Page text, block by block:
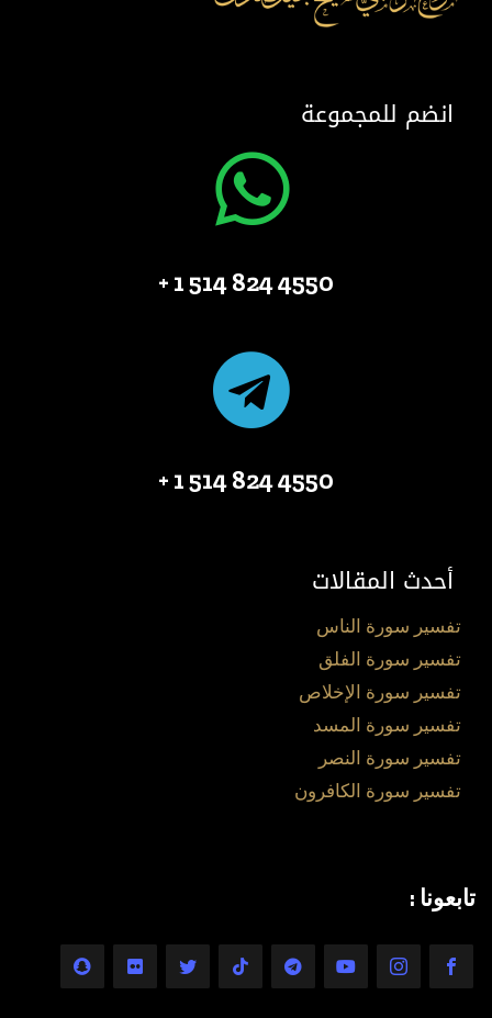
انضم للمجموعة
4550 824 514 1 +
4550 824 514 1 +
أحدث المقالات
تفسير سورة الناس
تفسير سورة الفلق
تفسير سورة الإخلاص
تفسير سورة المسد
تفسير سورة النصر
تفسير سورة الكافرون
تابعونا :